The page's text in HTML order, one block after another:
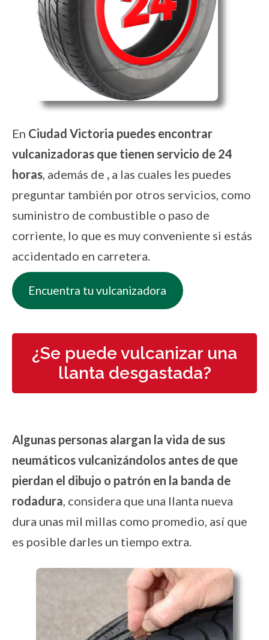
En Ciudad Victoria puedes encontrar
vulcanizadoras que tienen servicio de 24
horas, además de , a las cuales les puedes
preguntar también por otros servicios, como
suministro de combustible o paso de
corriente, lo que es muy conveniente si estás
accidentado en carretera.
Encuentra tu vulcanizadora
¿Se puede vulcanizar una
llanta desgastada?
Algunas personas alargan la vida de sus
neumáticos vulcanizándolos antes de que
pierdan el dibujo o patrón en la banda de
rodadura , considera que una llanta nueva
dura unas mil millas como promedio, así que
es posible darles un tiempo extra.